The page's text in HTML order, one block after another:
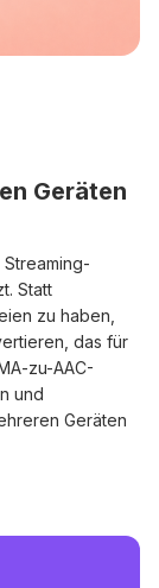
Geräten
Statt
zu haben,
das für
zu-AAC-
und
Geräten